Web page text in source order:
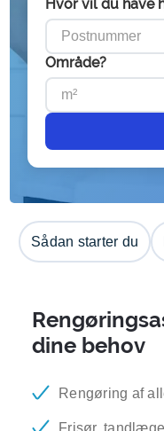
Hvor vil du have
Område?
Sådan starter du
dine behov
Rengøring af
Frisør,